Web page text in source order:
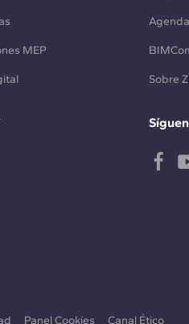
MEP
Agenda
Sobre
Panel Cookies Canal Ético